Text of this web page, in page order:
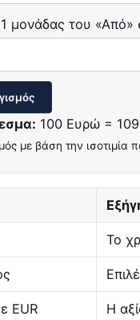
1 μονάδας του «Από»
100 Ευρώ =
με βάση την ισοτιμία
Το
EUR Η